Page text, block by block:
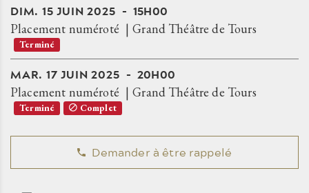
DIM. 15 JUIN 2025 15H00
Placement numéroté Grand Théâtre de Tours
Terminé
MAR. 17 JUIN 2025 20H00
Placement numéroté Grand Théâtre de Tours
Terminé Complet
Demander à être rappelé